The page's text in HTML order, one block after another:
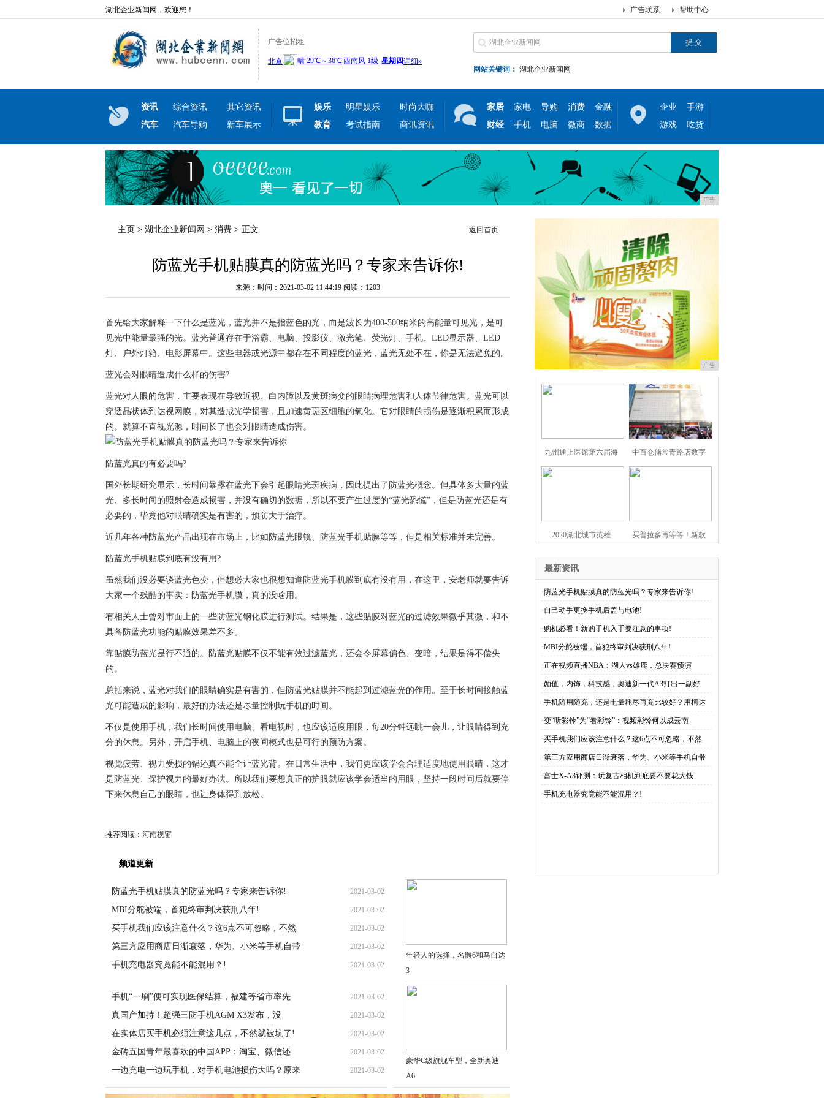
湖北企业新闻网，欢迎您！ 帮助中心
广告联系
广告位招租
网站关键词： 湖北企业新闻网
资讯 综合资讯
其它资讯
汽车
汽车导购 新车展示
娱乐 明星娱乐
时尚大咖
教育
考试指南 商讯资讯
家居 家电 导购 消费
金融
财经
手机 电脑 微商 数据
企业
手游
游戏
吃货
广告
主页 > 湖北企业新闻网 > 消费 > 正文 返回首页
防蓝光手机贴膜真的防蓝光吗？专家来告诉你!
来源：时间：2021-03-02 11:44:19 阅读：1203
首先给大家解释一下什么是蓝光，蓝光并不是指蓝色的光，而是波长为400-500纳米的高能量可见光，是可
见光中能量最强的光。蓝光普通存在于浴霸、电脑、投影仪、激光笔、荧光灯、手机、LED显示器、LED
灯、户外灯箱、电影屏幕中。这些电器或光源中都存在不同程度的蓝光，蓝光无处不在，你是无法避免的。
蓝光会对眼睛造成什么样的伤害?
蓝光对人眼的危害，主要表现在导致近视、白内障以及黄斑病变的眼睛病理危害和人体节律危害。蓝光可以
穿透晶状体到达视网膜，对其造成光学损害，且加速黄斑区细胞的氧化。它对眼睛的损伤是逐渐积累而形成
的。就算不直视光源，时间长了也会对眼睛造成伤害。
防蓝光真的有必要吗?
国外长期研究显示，长时间暴露在蓝光下会引起眼睛光斑疾病，因此提出了防蓝光概念。但具体多大量的蓝
光、多长时间的照射会造成损害，并没有确切的数据，所以不要产生过度的“蓝光恐慌”，但是防蓝光还是有
必要的，毕竟他对眼睛确实是有害的，预防大于治疗。
近几年各种防蓝光产品出现在市场上，比如防蓝光眼镜、防蓝光手机贴膜等等，但是相关标准并未完善。
防蓝光手机贴膜到底有没有用?
虽然我们没必要谈蓝光色变，但想必大家也很想知道防蓝光手机膜到底有没有用，在这里，安老师就要告诉
大家一个残酷的事实：防蓝光手机膜，真的没啥用。
有相关人士曾对市面上的一些防蓝光钢化膜进行测试。结果是，这些贴膜对蓝光的过滤效果微乎其微，和不
具备防蓝光功能的贴膜效果差不多。
靠贴膜防蓝光是行不通的。防蓝光贴膜不仅不能有效过滤蓝光，还会令屏幕偏色、变暗，结果是得不偿失
的。
总括来说，蓝光对我们的眼睛确实是有害的，但防蓝光贴膜并不能起到过滤蓝光的作用。至于长时间接触蓝
光可能造成的影响，最好的办法还是尽量控制玩手机的时间。
不仅是使用手机，我们长时间使用电脑、看电视时，也应该适度用眼，每20分钟远眺一会儿，让眼睛得到充
分的休息。另外，开启手机、电脑上的夜间模式也是可行的预防方案。
视觉疲劳、视力受损的锅还真不能全让蓝光背。在日常生活中，我们更应该学会合理适度地使用眼睛，这才
是防蓝光、保护视力的最好办法。所以我们要想真正的护眼就应该学会适当的用眼，坚持一段时间后就要停
下来休息自己的眼睛，也让身体得到放松。
推荐阅读： 河南视窗
频道更新
防蓝光手机贴膜真的防蓝光吗？专家来告诉你! 2021-03-02
MBI分舵被端，首犯终审判决获刑八年! 2021-03-02
买手机我们应该注意什么？这6点不可忽略，不然 2021-03-02
第三方应用商店日渐衰落，华为、小米等手机自带 2021-03-02
手机充电器究竟能不能混用？! 2021-03-02
手机“一刷”便可实现医保结算，福建等省市率先 2021-03-02
真国产加持！超强三防手机AGM X3发布，没 2021-03-02
在实体店买手机必须注意这几点，不然就被坑了! 2021-03-02
金砖五国青年最喜欢的中国APP：淘宝、微信还 2021-03-02
一边充电一边玩手机，对手机电池损伤大吗？原来 2021-03-02
年轻人的选择，名爵6和马自达
3
豪华C级旗舰车型，全新奥迪
A6
广告
九州通上医馆第六届海 中百仓储常青路店数字
2020湖北城市英雄 买普拉多再等等！新款
最新资讯
·防蓝光手机贴膜真的防蓝光吗？专家来告诉你!
·自己动手更换手机后盖与电池!
·购机必看！新购手机入手要注意的事项!
·MBI分舵被端，首犯终审判决获刑八年!
·正在视频直播NBA：湖人vs雄鹿，总决赛预演
·颜值，内饰，科技感，奥迪新一代A3打出一副好
·手机随用随充，还是电量耗尽再充比较好？用柯达
·变“听彩铃”为“看彩铃”：视频彩铃何以成云南
·买手机我们应该注意什么？这6点不可忽略，不然
·第三方应用商店日渐衰落，华为、小米等手机自带
·富士X-A3评测：玩复古相机到底要不要花大钱
·手机充电器究竟能不能混用？!